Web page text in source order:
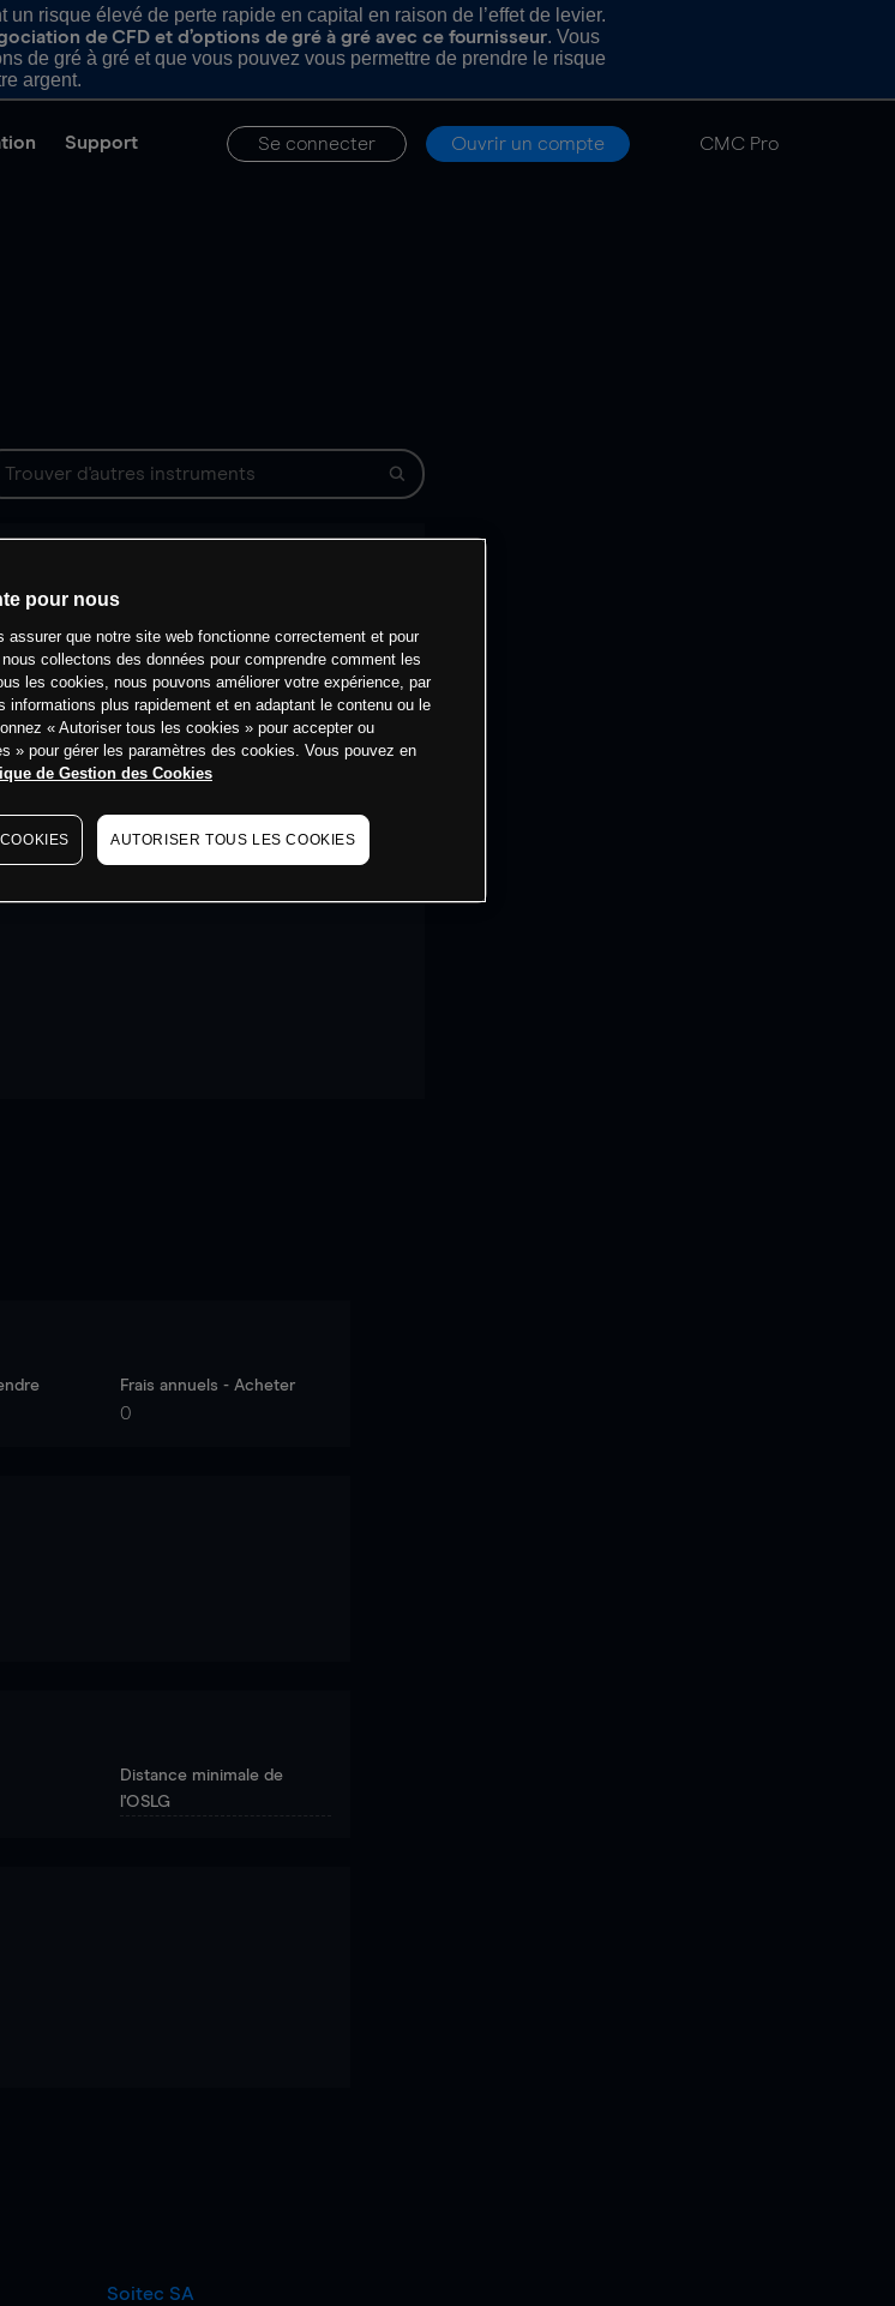
risque élevé de perte rapide en capital en raison de l’effet de levier.
de CFD et d’options de gré à gré avec ce fournisseur. Vous
de gré à gré et que vous pouvez vous permettre de prendre le risque
argent.
Support Se connecter Ouvrir un compte CMC Pro
Frais annuels - Acheter
0
Distance minimale de
l'OSLG
Soitec SA
pour nous
assurer que notre site web fonctionne correctement et pour
collectons des données pour comprendre comment les
les cookies, nous pouvons améliorer votre expérience, par
informations plus rapidement et en adaptant le contenu ou le
« Autoriser tous les cookies » pour accepter ou
» pour gérer les paramètres des cookies. Vous pouvez en
de Gestion des Cookies
AUTORISER TOUS LES COOKIES